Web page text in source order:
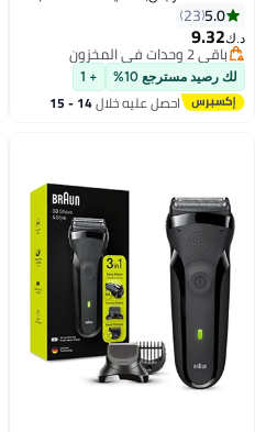
للشحن، رأس حلاقة قابل للغسل
ومجموعة العناية، مجموعة قص
الشعر المنزلية - 9639-017
5.0
23
د.ك‏9.32
باقي 2 وحدات في المخزون
باقي 2 وحدات في المخزون
لك رصيد مسترجع 10% + 1
احصل عليه خلال 14 - 15